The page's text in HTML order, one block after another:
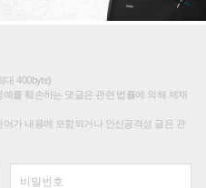
대 400byte)
를 훼손하는 댓글은 관련 법률에 의해 제재
가 내용에 포함되거나 인신공격성 글은 관